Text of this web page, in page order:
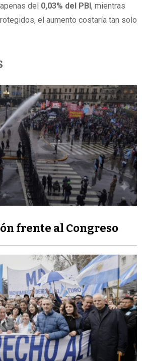
del 0,03% del PBI, mientras
el aumento costaría tan solo
frente al Congreso